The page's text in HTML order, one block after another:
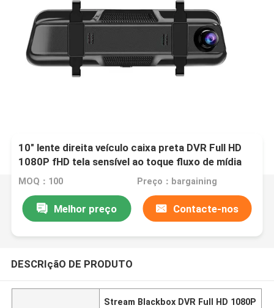
10" lente direita veículo caixa preta DVR Full HD
1080P fHD tela sensível ao toque fluxo de mídia
MOQ：100 Preço：bargaining
Melhor preço Contacte-nos
DESCRIçãO DE PRODUTO
Stream Blackbox DVR Full HD 1080P